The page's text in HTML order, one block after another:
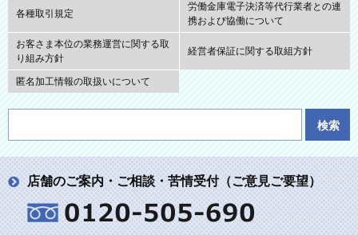
各種取引規定
労働金庫電子決済等代行業者との連
携および協働について
お客さま本位の業務運営に関する取
り組み方針
経営者保証に関する取組方針
匿名加工情報の取扱いについて
店舗のご案内・ご相談・苦情受付（ご意見ご要望）